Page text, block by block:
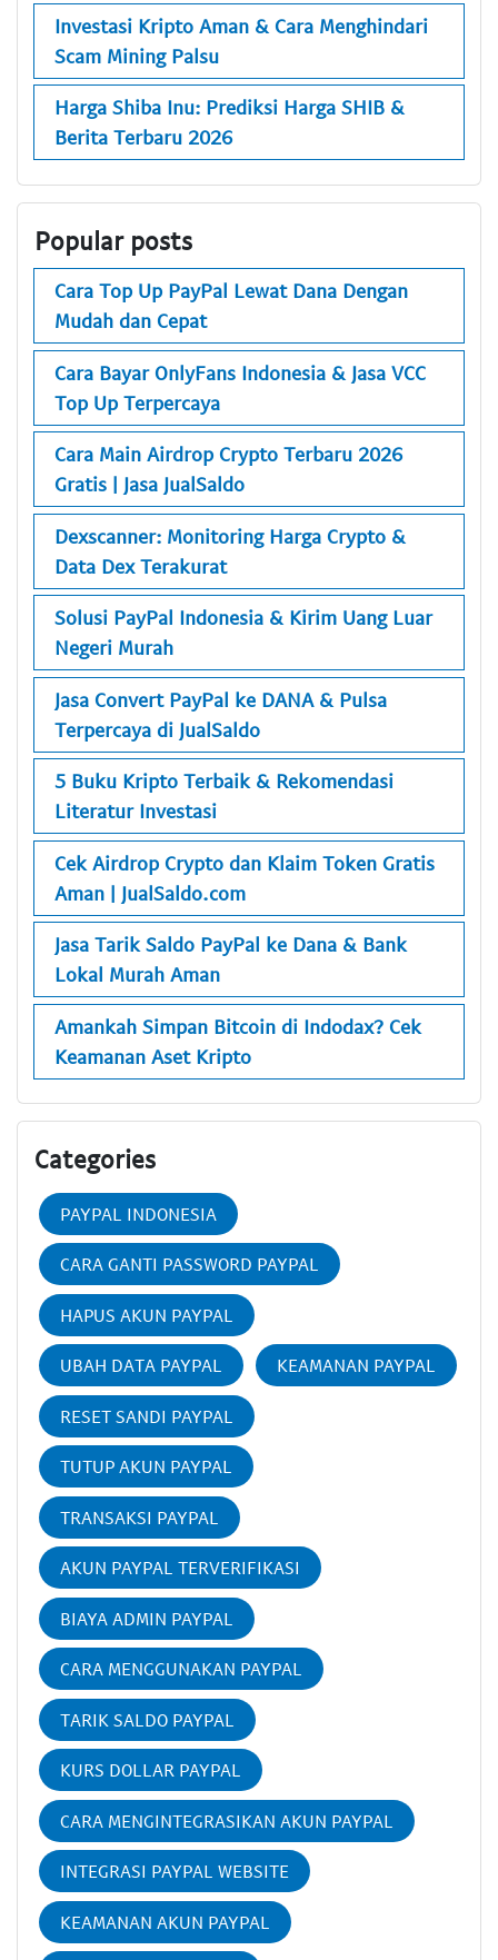
Investasi Kripto Aman & Cara Menghindari
Scam Mining Palsu
Harga Shiba Inu: Prediksi Harga SHIB &
Berita Terbaru 2026
Popular posts
Cara Top Up PayPal Lewat Dana Dengan
Mudah dan Cepat
Cara Bayar OnlyFans Indonesia & Jasa VCC
Top Up Terpercaya
Cara Main Airdrop Crypto Terbaru 2026
Gratis | Jasa JualSaldo
Dexscanner: Monitoring Harga Crypto &
Data Dex Terakurat
Solusi PayPal Indonesia & Kirim Uang Luar
Negeri Murah
Jasa Convert PayPal ke DANA & Pulsa
Terpercaya di JualSaldo
5 Buku Kripto Terbaik & Rekomendasi
Literatur Investasi
Cek Airdrop Crypto dan Klaim Token Gratis
Aman | JualSaldo.com
Jasa Tarik Saldo PayPal ke Dana & Bank
Lokal Murah Aman
Amankah Simpan Bitcoin di Indodax? Cek
Keamanan Aset Kripto
Categories
PAYPAL INDONESIA
CARA GANTI PASSWORD PAYPAL
HAPUS AKUN PAYPAL
UBAH DATA PAYPAL KEAMANAN PAYPAL
RESET SANDI PAYPAL
TUTUP AKUN PAYPAL
TRANSAKSI PAYPAL
AKUN PAYPAL TERVERIFIKASI
BIAYA ADMIN PAYPAL
CARA MENGGUNAKAN PAYPAL
TARIK SALDO PAYPAL
KURS DOLLAR PAYPAL
CARA MENGINTEGRASIKAN AKUN PAYPAL
INTEGRASI PAYPAL WEBSITE
KEAMANAN AKUN PAYPAL